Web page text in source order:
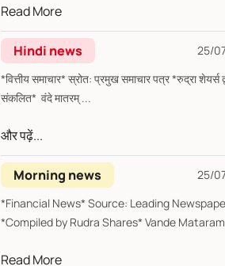
Read More
Hindi news
25/
*वित्तीय समाचार* स्रोत: प्रमुख समाचार पत्र *रुद्रा शेयर्स द्वारा
संकलित* वंदे मातरम् ...
और पढ़ें...
Morning news
25/
*Financial News* Source: Leading
*Compiled by Rudra Shares* Vande Mataram
Read More